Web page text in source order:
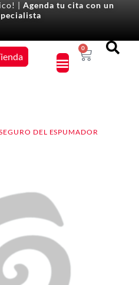
| Agenda tu cita con un
0
DEL ESPUMADOR